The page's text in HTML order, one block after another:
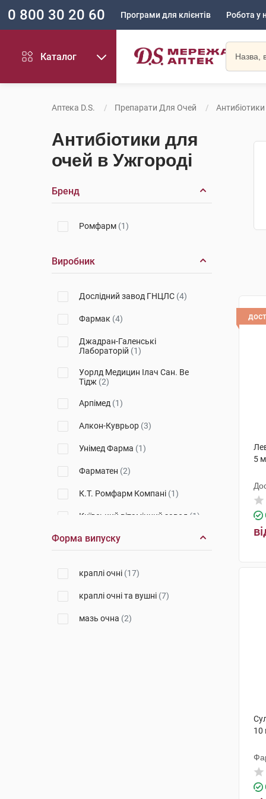
0 800 30 20 60 Програми для клієнтів Робота у
Каталог
Аптека D.S. Препарати Для Очей
Антибіотики для
очей в Ужгороді
Бренд
Ромфарм (1)
Виробник
Дослідний завод ГНЦЛС (4)
Фармак (4)
Джадран-Галенські
Лабораторій (1)
Уорлд Медицин Ілач Сан. Ве
Тідж (2)
Арпімед (1)
Алкон-Куврьор (3)
Унімед Фарма (1)
Фарматен (2)
К.Т. Ромфарм Компані (1)
Київський вітамінний завод (1)
Др. Герхард Манн
Форма випуску
краплі очні (17)
краплі очні та вушні (7)
мазь очна (2)
5
10